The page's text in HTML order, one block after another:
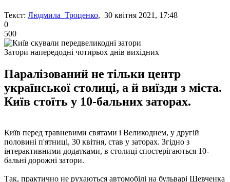
Текст: Людмила Троценко, 30 квітня 2021, 17:48
0
500
Затори напередодні чотирьох днів вихідних
Паралізований не тільки центр
української столиці, а й виїзди з міста.
Київ стоїть у 10-бальних заторах.
Київ перед травневими святами і Великоднем, у другій
половині п'ятниці, 30 квітня, став у заторах. Згідно з
інтерактивними додатками, в столиці спостерігаються 10-
бальні дорожні затори.
Так, практично не рухаються автомобілі на бульварі Шевченка